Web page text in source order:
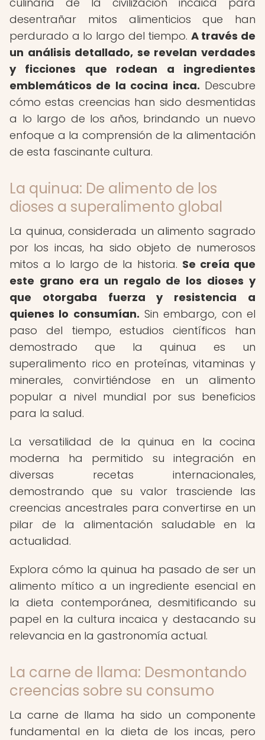
desentrañar mitos alimenticios que han
perdurado a lo largo del tiempo. A través de
un análisis detallado, se revelan verdades
y ficciones que rodean a ingredientes
emblemáticos de la cocina inca. Descubre
cómo estas creencias han sido desmentidas
a lo largo de los años, brindando un nuevo
enfoque a la comprensión de la alimentación
de esta fascinante cultura.
La quinua: De alimento de los
dioses a superalimento global
La quinua, considerada un alimento sagrado
por los incas, ha sido objeto de numerosos
mitos a lo largo de la historia. Se creía que
este grano era un regalo de los dioses y
que otorgaba fuerza y resistencia a
quienes lo consumían. Sin embargo, con el
paso del tiempo, estudios científicos han
demostrado que la quinua es un
superalimento rico en proteínas, vitaminas y
minerales, convirtiéndose en un alimento
popular a nivel mundial por sus beneficios
para la salud.
La versatilidad de la quinua en la cocina
moderna ha permitido su integración en
diversas recetas internacionales,
demostrando que su valor trasciende las
creencias ancestrales para convertirse en un
pilar de la alimentación saludable en la
actualidad.
Explora cómo la quinua ha pasado de ser un
alimento mítico a un ingrediente esencial en
la dieta contemporánea, desmitificando su
papel en la cultura incaica y destacando su
relevancia en la gastronomía actual.
La carne de llama: Desmontando
creencias sobre su consumo
La carne de llama ha sido un componente
fundamental en la dieta de los incas, pero